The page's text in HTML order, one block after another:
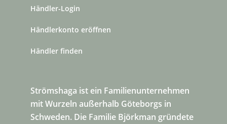
Strömshaga ist ein Familienunternehmen
mit Wurzeln außerhalb Göteborgs in
Schweden. Die Familie Björkman gründete
Händler-Login
Händlerkonto eröffnen
Händler finden